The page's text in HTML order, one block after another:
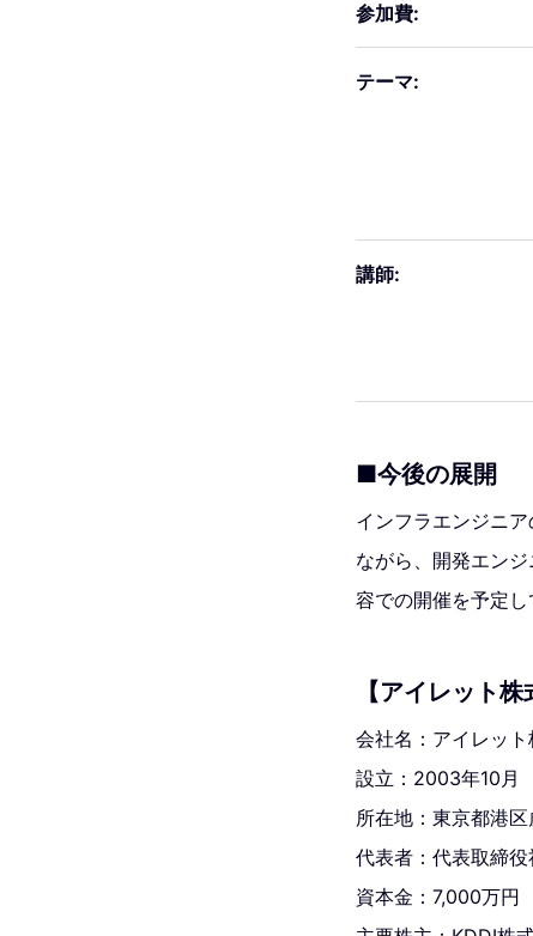
参加費:
テーマ:
講師:
■今後の展開
インフラエンジニ
ながら、開発エン
容での開催を予定し
【アイレット株
会社名：アイレット
設立：2003年10月
所在地：東京都港
代表者：代表取締
資本金：7,000万円